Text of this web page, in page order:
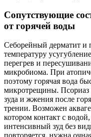
Сопутствующие
от горячей воды
Себорейный дерматит и
температуру
перегрев и
микробиома. При
поэтому горячая вода
микротрещины. Псориаз
зуда и жжения после
трении. Возможен
котором контакт с
интенсивный зуд без